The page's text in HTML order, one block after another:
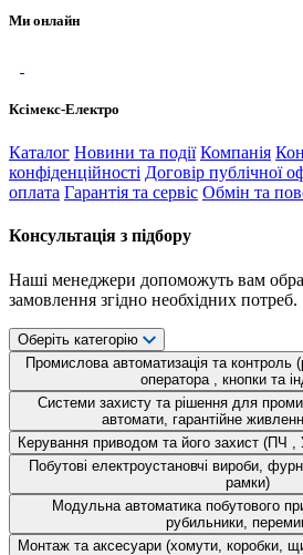
Ми онлайн
Ксімекс-Електро
Каталог Новини та події Компанія
конфіденційності Договір публічної
оплата Гарантія та сервіс Обмін та
Консультація з підбору
Наші менеджери допоможуть вам
замовлення згідно необхідних потреб.
Оберіть категорію
Промислова автоматизація та контроль
оператора , кнопки та
Системи захисту та рішення для
автомати, гарантійне
Керування приводом та його захист (ПЧ
Побутові електроустановчі вироби,
рамки)
Модульна автоматика побутового
рубильники,
Монтаж та аксесуари (хомути, коробки,